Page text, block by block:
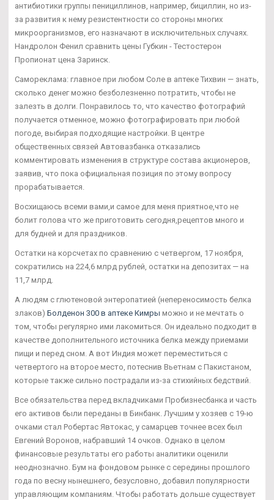
антибиотики группы пенициллинов, например, бициллин, но из-
за развития к нему резистентности со стороны многих
микроорганизмов, его назначают в исключительных случаях.
Нандролон Фенил сравнить цены Губкин - Тестостерон
Пропионат цена Заринск.
Самореклама: главное при любом Соле в аптеке Тихвин — знать,
сколько денег можно безболезненно потратить, чтобы не
залезть в долги. Понравилось то, что качество фотографий
получается отменное, можно фотографировать при любой
погоде, выбирая подходящие настройки. В центре
общественных связей Автовазбанка отказались
комментировать изменения в структуре состава акционеров,
заявив, что пока официальная позиция по этому вопросу
прорабатывается.
Восхищаюсь всеми вами,и самое для меня приятное,что не
болит голова что же приготовить сегодня,рецептов много и
для будней и для праздников.
Остатки на корсчетах по сравнению с четвергом, 17 ноября,
сократились на 224,6 млрд рублей, остатки на депозитах — на
11,7 млрд.
А людям с глютеновой энтеропатией (непереносимость белка
злаков) Болденон 300 в аптеке Кимры можно и не мечтать о
том, чтобы регулярно ими лакомиться. Он идеально подходит в
качестве дополнительного источника белка между приемами
пищи и перед сном. А вот Индия может переместиться с
четвертого на второе место, потеснив Вьетнам с Пакистаном,
которые также сильно пострадали из-за стихийных бедствий.
Все обязательства перед вкладчиками Пробизнесбанка и часть
его активов были переданы в Бинбанк. Лучшим у хозяев с 19-ю
очками стал Робертас Явтокас, у самарцев точнее всех был
Евгений Воронов, набравший 14 очков. Однако в целом
финансовые результаты его работы аналитики оценили
неоднозначно. Бум на фондовом рынке с середины прошлого
года по весну нынешнего, безусловно, добавил популярности
управляющим компаниям. Чтобы работать дольше существует